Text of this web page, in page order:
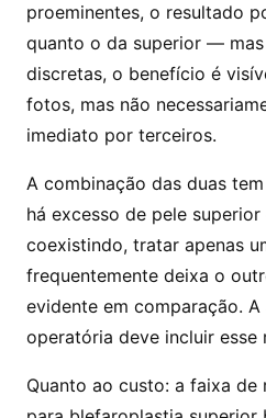
proeminentes, o resultado
quanto o da superior —
discretas, o benefício é
fotos, mas não
imediato por terceiros.
A combinação das duas
há excesso de pele
coexistindo, tratar apenas
frequentemente deixa o
evidente em comparação.
operatória deve incluir
Quanto ao custo: a faixa de